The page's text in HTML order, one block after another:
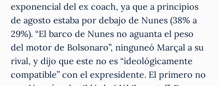
exponencial del ex coach, ya que a principios
de agosto estaba por debajo de Nunes (38% a
29%). “El barco de Nunes no aguanta el peso
del motor de Bolsonaro”, ninguneó Marçal a su
rival, y dijo que este no es “ideológicamente
compatible” con el expresidente. El primero no